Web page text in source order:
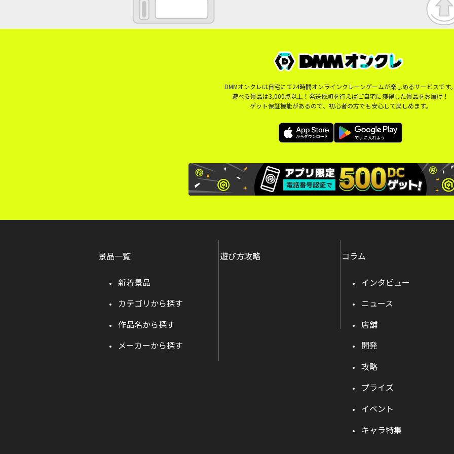
DMMオンクレは自宅にて24時間オンラインクレーンゲームが楽しめるサービスです
遊べる景品は3,000点以上！発送依頼を行えばご自宅に獲得した景品をお届け！
ゲット保証機能があるので、初心者の方でも安心して楽しめます。
景品一覧
新着景品
カテゴリから探す
作品名から探す
メーカーから探す
遊び方攻略 コラム
インタビュー
ニュース
店舗
開発
攻略
プライズ
イベント
キャラ特集